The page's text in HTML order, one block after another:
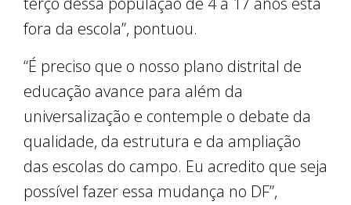
fora da escola”, pontuou.
“É preciso que o nosso plano distrital de
educação avance para além da
universalização e contemple o debate da
qualidade, da estrutura e da ampliação
das escolas do campo. Eu acredito que seja
possível fazer essa mudança no DF”,